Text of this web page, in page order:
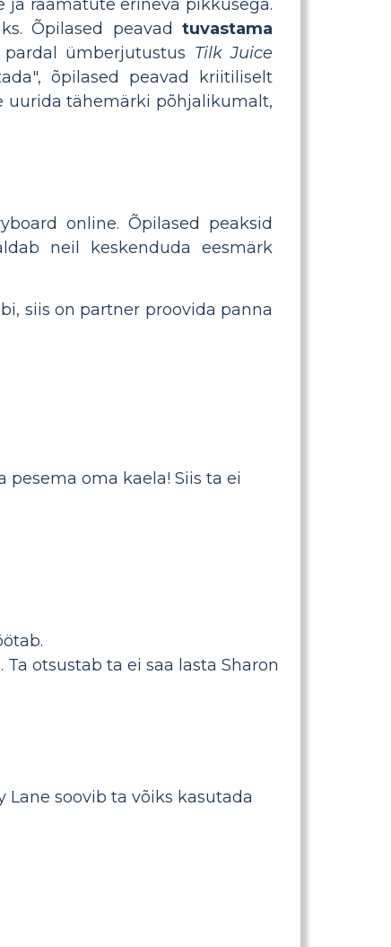
raamatute erineva pikkusega.
Õpilased peavad tuvastama
ümberjutustus Tilk Juice
õpilased peavad kriitiliselt
uurida tähemärki põhjalikumalt,
online. Õpilased peaksid
neil keskenduda eesmärk
siis on partner proovida panna
pesema oma kaela! Siis ta ei
otsustab ta ei saa lasta Sharon
soovib ta võiks kasutada